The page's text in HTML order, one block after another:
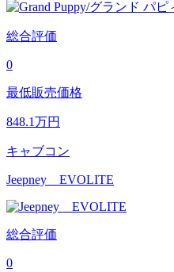
総合評価
0
最低販売価格
848.1万円
キャブコン
Jeepney EVOLITE
総合評価
0